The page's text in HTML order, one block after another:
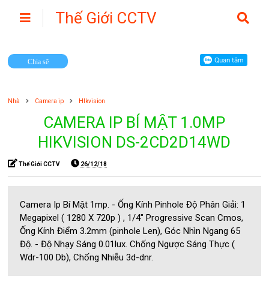
Thế Giới CCTV
Chia sẽ
Nhà Camera ip HIkvision
CAMERA IP BÍ MẬT 1.0MP
HIKVISION DS-2CD2D14WD
Thế Giới CCTV 26/12/18
Camera Ip Bí Mật 1mp. - Ống Kính Pinhole Độ Phân Giải: 1
Megapixel ( 1280 X 720p ) , 1/4" Progressive Scan Cmos,
Ống Kính Điểm 3.2mm (pinhole Len), Góc Nhìn Ngang 65
Độ. - Độ Nhạy Sáng 0.01lux. Chống Ngược Sáng Thực (
Wdr-100 Db), Chống Nhiễu 3d-dnr.